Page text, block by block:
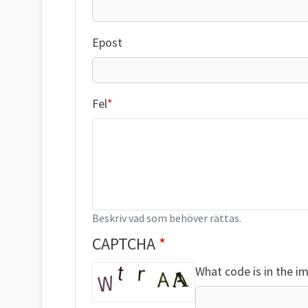
Epost
Fel
Beskriv vad som behöver rättas.
CAPTCHA
What code is in the